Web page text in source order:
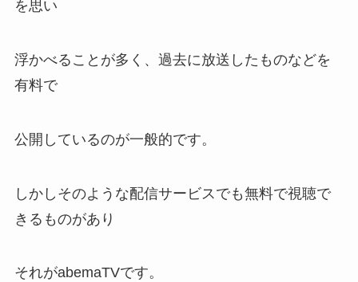
を思い
浮かべることが多く、過去に放送したものなどを
有料で
公開しているのが一般的です。
しかしそのような配信サービスでも無料で視聴で
きるものがあり
それがabemaTVです。